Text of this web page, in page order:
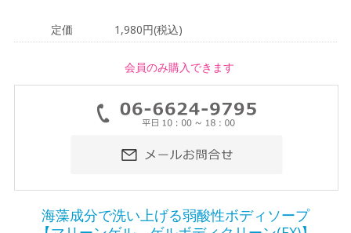
定価 1,980円(税込)
会員のみ購入できます
海藻成分で洗い上げる弱酸性ボディソープ